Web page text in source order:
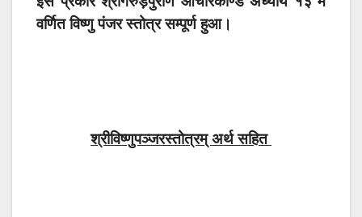
वर्णित विष्णु पंजर स्तोत्र सम्पूर्ण हुआ।
श्रीविष्णुपञ्जरस्तोत्रम् अर्थ सहित